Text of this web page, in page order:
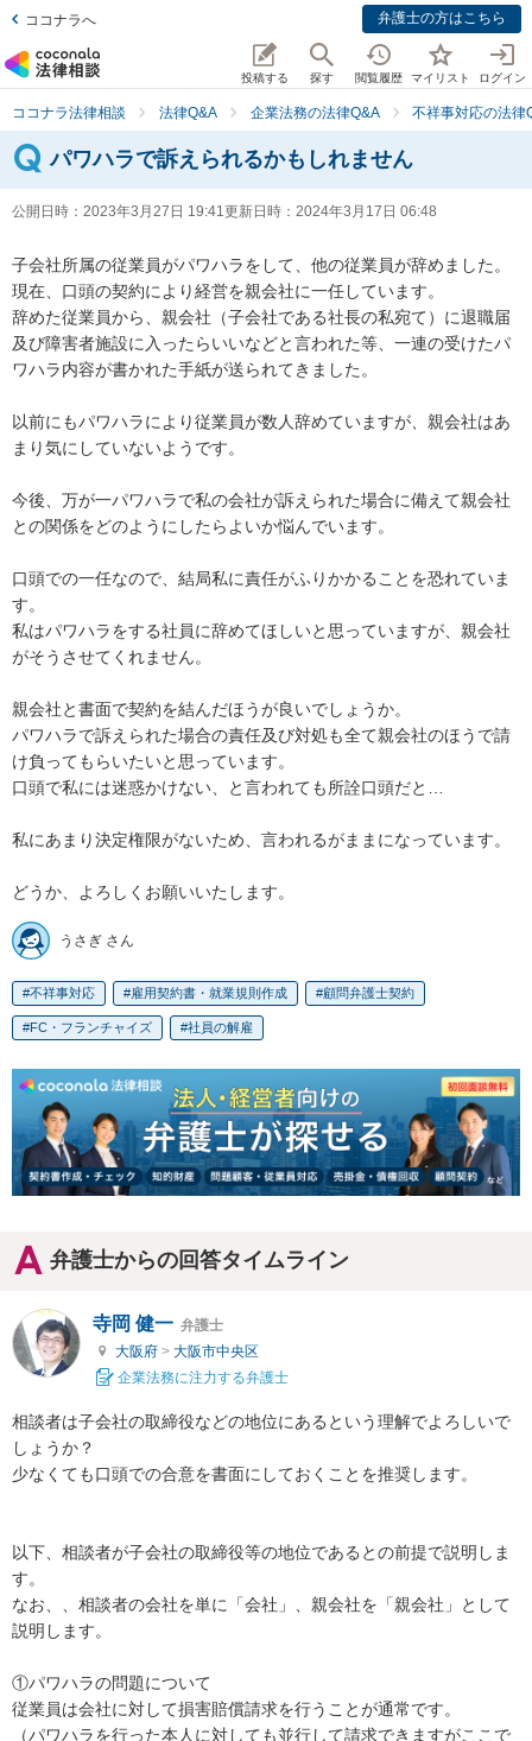
ココナラへ 弁護士の方はこちら
投稿する 探す 閲覧履歴 マイリスト ログイン
ココナラ法律相談 法律Q&A 企業法務の法律Q&A 不祥事対応の法律
パワハラで訴えられるかもしれません
公開日時： 2023年3月27日 19:41更新日時： 2024年3月17日 06:48
子会社所属の従業員がパワハラをして、他の従業員が辞めました。
現在、口頭の契約により経営を親会社に一任しています。
辞めた従業員から、親会社（子会社である社長の私宛て）に退職届
及び障害者施設に入ったらいいなどと言われた等、一連の受けたパ
ワハラ内容が書かれた手紙が送られてきました。
以前にもパワハラにより従業員が数人辞めていますが、親会社はあ
まり気にしていないようです。
今後、万が一パワハラで私の会社が訴えられた場合に備えて親会社
との関係をどのようにしたらよいか悩んでいます。
口頭での一任なので、結局私に責任がふりかかることを恐れていま
す。
私はパワハラをする社員に辞めてほしいと思っていますが、親会社
がそうさせてくれません。
親会社と書面で契約を結んだほうが良いでしょうか。
パワハラで訴えられた場合の責任及び対処も全て親会社のほうで請
け負ってもらいたいと思っています。
口頭で私には迷惑かけない、と言われても所詮口頭だと…
私にあまり決定権限がないため、言われるがままになっています。
どうか、よろしくお願いいたします。
うさぎ さん
不祥事対応 雇用契約書・就業規則作成 顧問弁護士契約
FC・フランチャイズ 社員の解雇
弁護士からの回答タイムライン
寺岡 健一 弁護士
大阪府 > 大阪市中央区
企業法務に注力する弁護士
相談者は子会社の取締役などの地位にあるという理解でよろしいで
しょうか？
少なくても口頭での合意を書面にしておくことを推奨します。
以下、相談者が子会社の取締役等の地位であるとの前提で説明しま
す。
なお、、相談者の会社を単に「会社」、親会社を「親会社」として
説明します。
①パワハラの問題について
従業員は会社に対して損害賠償請求を行うことが通常です。
（パワハラを行った本人に対しても並行して請求できますがここで